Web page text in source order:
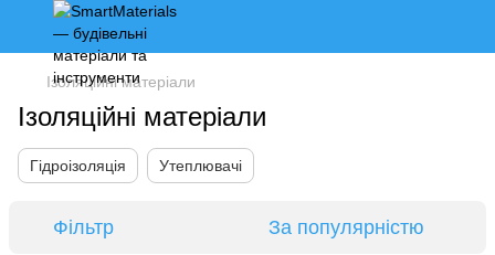
Ізоляційні матеріали
Ізоляційні матеріали
Гідроізоляція Утеплювачі
Фільтр За популярністю